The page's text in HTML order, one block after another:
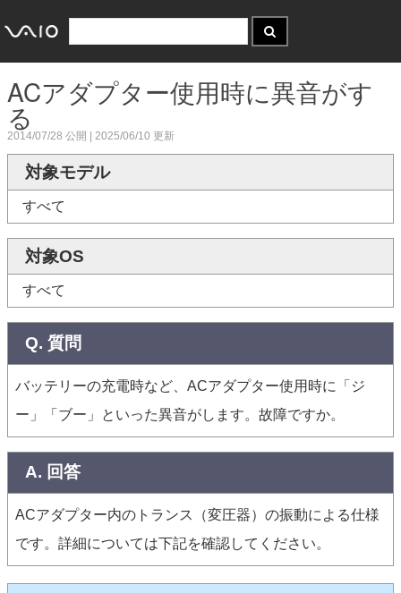
ACアダプター使用時に異音がす
る
2014/07/28 公開 | 2025/06/10 更新
対象モデル
すべて
対象OS
すべて
Q. 質問
バッテリーの充電時など、ACアダプター使用時に「ジ
ー」「ブー」といった異音がします。故障ですか。
A. 回答
ACアダプター内のトランス（変圧器）の振動による仕様
です。詳細については下記を確認してください。